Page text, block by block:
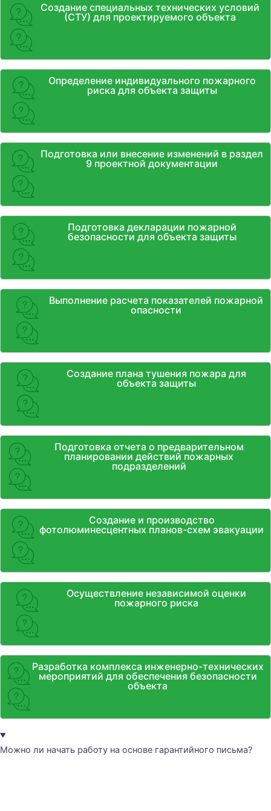
Создание специальных технических условий
(СТУ) для проектируемого объекта
Определение индивидуального пожарного
риска для объекта защиты
Подготовка или внесение изменений в раздел
9 проектной документации
Подготовка декларации пожарной
безопасности для объекта защиты
Выполнение расчета показателей пожарной
опасности
Создание плана тушения пожара для
объекта защиты
Подготовка отчета о предварительном
планировании действий пожарных
подразделений
Создание и производство
фотолюминесцентных планов-схем эвакуации
Осуществление независимой оценки
пожарного риска
Разработка комплекса инженерно-технических
мероприятий для обеспечения безопасности
объекта
Можно ли начать работу на основе гарантийного письма?